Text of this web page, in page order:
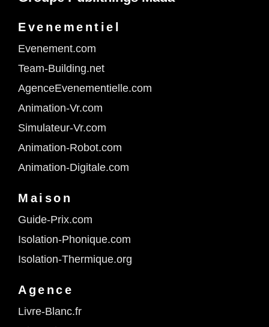
Evenementiel
Evenement.com
Team-Building.net
AgenceEvenementielle.com
Animation-Vr.com
Simulateur-Vr.com
Animation-Robot.com
Animation-Digitale.com
Maison
Guide-Prix.com
Isolation-Phonique.com
Isolation-Thermique.org
Agence
Livre-Blanc.fr